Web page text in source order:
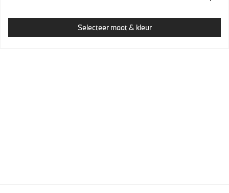
Selecteer maat & kleur